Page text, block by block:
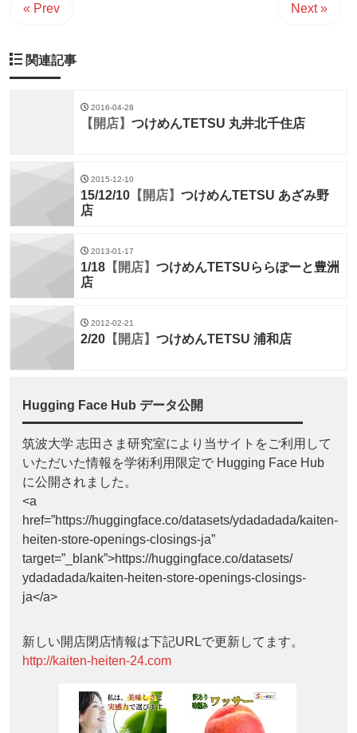
« Prev Next »
関連記事
2016-04-28
【開店】 つけめんTETSU 丸井北千住店
2015-12-10
15/12/10 【開店】 つけめんTETSU あざみ野
店
2013-01-17
1/18 【開店】 つけめんTETSUららぽーと豊洲
店
2012-02-21
2/20 【開店】 つけめんTETSU 浦和店
Hugging Face Hub データ公開
筑波大学 志田さま研究室により当サイトをご利用して
いただいた情報を学術利用限定で Hugging Face Hub
に公開されました。
<a
href=”https://huggingface.co/datasets/ydadadada/kaiten-
heiten-store-openings-closings-ja”
target=”_blank”>https://huggingface.co/datasets/
ydadadada/kaiten-heiten-store-openings-closings-
ja</a>
新しい開店閉店情報は下記URLで更新してます。
http://kaiten-heiten-24.com